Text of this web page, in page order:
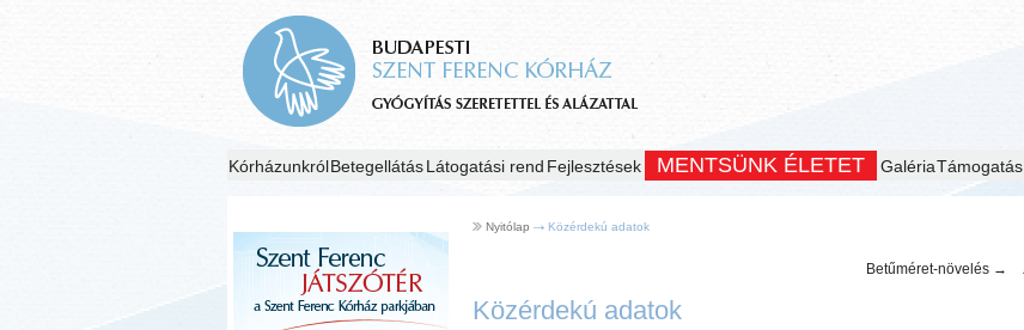
KórházunkrólBetegellátásLátogatási rend Fejlesztések MENTSÜNK ÉLETET GalériaTámogatás
Nyitólap Közérdekú adatok
Betűméret-növelés →
Közérdekú adatok